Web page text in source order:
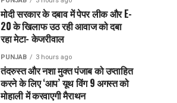
मोदी सरकार के दबाव में पेपर लीक और E-
20 के खिलाफ उठ रही आवाज को दबा
रहा मेटा- केजरीवाल
PUNJAB 3 hours ago
तंदरुस्त और नशा मुक्त पंजाब को उप्ताहित
करने के लिए ‘आप’ यूथ विंग 9 अगस्त को
मोहाली में करवाएगी मैराथन